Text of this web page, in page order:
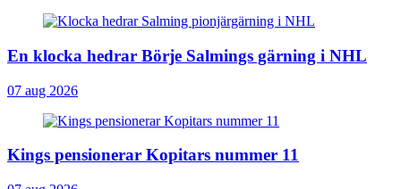
En klocka hedrar Börje Salmings gärning i NHL
07 aug 2026
Kings pensionerar Kopitars nummer 11